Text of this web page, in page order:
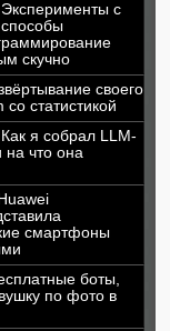
Эксперименты с
скучно
своего
статистикой
Как я собрал LLM-
на что она
Huawei
смартфоны
боты,
по фото в